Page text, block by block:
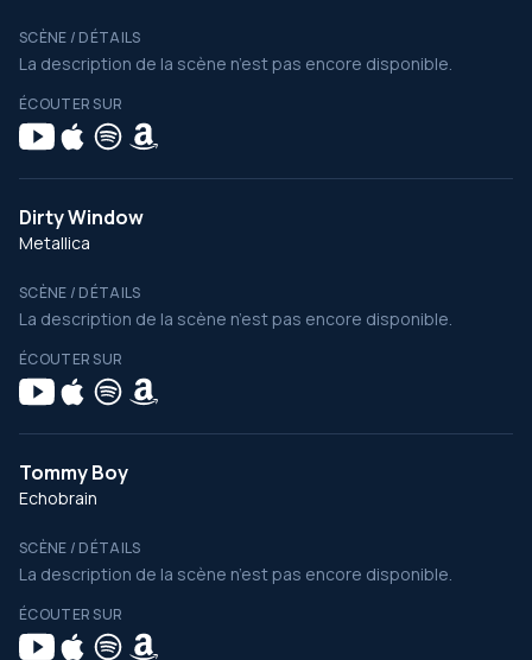
SCÈNE / DÉTAILS
La description de la scène n’est pas encore disponible.
ÉCOUTER SUR
Dirty Window
Metallica
SCÈNE / DÉTAILS
La description de la scène n’est pas encore disponible.
ÉCOUTER SUR
Tommy Boy
Echobrain
SCÈNE / DÉTAILS
La description de la scène n’est pas encore disponible.
ÉCOUTER SUR